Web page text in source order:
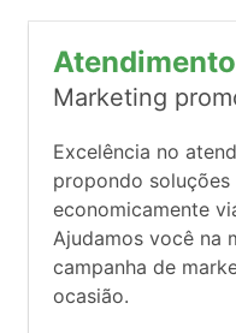
Marketing
Excelência no
propondo soluções
economicamente
Ajudamos você na
campanha de
ocasião.